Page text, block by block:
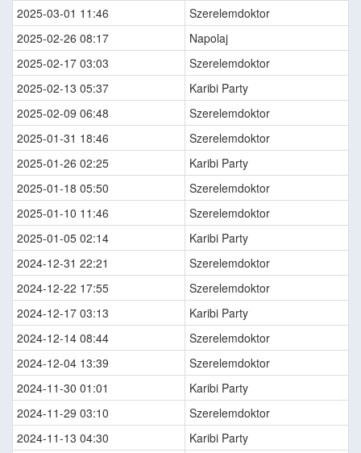
2025-03-01 11:46
Szerelemdoktor
2025-02-26 08:17
Napolaj
2025-02-17 03:03
Szerelemdoktor
2025-02-13 05:37
Karibi Party
2025-02-09 06:48
Szerelemdoktor
2025-01-31 18:46
Szerelemdoktor
2025-01-26 02:25
Karibi Party
2025-01-18 05:50
Szerelemdoktor
2025-01-10 11:46
Szerelemdoktor
2025-01-05 02:14
Karibi Party
2024-12-31 22:21
Szerelemdoktor
2024-12-22 17:55
Szerelemdoktor
2024-12-17 03:13
Karibi Party
2024-12-14 08:44
Szerelemdoktor
2024-12-04 13:39
Szerelemdoktor
2024-11-30 01:01
Karibi Party
2024-11-29 03:10
Szerelemdoktor
2024-11-13 04:30
Karibi Party